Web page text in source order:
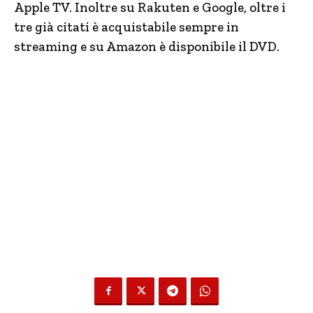
Apple TV. Inoltre su Rakuten e Google, oltre i
tre già citati è acquistabile sempre in
streaming e su Amazon è disponibile il DVD.